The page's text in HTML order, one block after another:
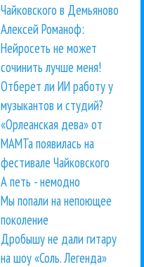
Чайковского в Демьяново
Алексей Романоф:
Нейросеть не может
сочинить лучше меня!
Отберет ли ИИ работу у
музыкантов и студий?
«Орлеанская дева» от
МАМТа появилась на
фестивале Чайковского
А петь - немодно
Мы попали на непоющее
поколение
Дробышу не дали гитару
на шоу «Соль. Легенда»